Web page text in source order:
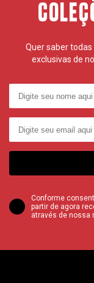
Quer saber
exclusivas de
Conforme
partir de agora
através de nossa